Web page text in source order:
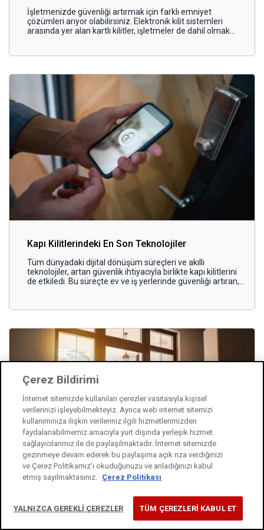
İşletmenizde güvenliği artırmak için farklı emniyet
çözümleri arıyor olabilirsiniz. Elektronik kilit sistemleri
arasında yer alan kartlı kilitler, işletmeler de dahil olmak
Kapı Kilitlerindeki En Son Teknolojiler
Tüm dünyadaki dijital dönüşüm süreçleri ve akıllı
teknolojiler, artan güvenlik ihtiyacıyla birlikte kapı kilitlerini
de etkiledi. Bu süreçte ev ve iş yerlerinde güvenliği artıran,
Cam Aksesuarları Kilitleri: Güvenli Tasarımlar
Çerez Bildirimi
İnternet sitemizde kullanılan çerezler vasıtasıyla kişisel
verilerinizi işleyebilmekteyiz. Ayrıca web internet sitemizi
kullanımınıza ilişkin verileriniz ilgili hizmetlerimizden
faydalanabilmemiz amacıyla yurt dışında yerleşik hizmet
sağlayıcılarımız ile de paylaşılmaktadır. İnternet sitemizde
gezinmeye devam ederek bu paylaşıma açık rıza verdiğinizi
ve Çerez Politikamız’ı okuduğunuzu ve anladığınızı kabul
etmiş sayılmaktasınız. Çerez Politikası
YALNIZCA GEREKLİ ÇEREZLER TÜM ÇEREZLERİ KABUL ET